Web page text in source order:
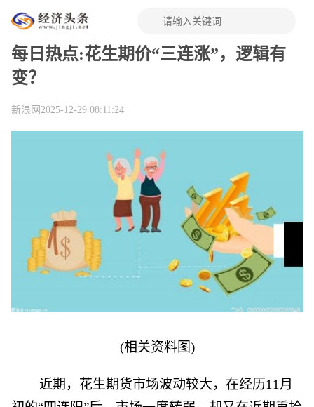
每日热点:花生期价“三连涨”，逻辑有
变？
2025-12-29 08:11:24
新浪网
(相关资料图)
近期，花生期货市场波动较大，在经历11月